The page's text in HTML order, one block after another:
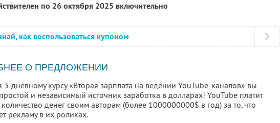
по 26 октября 2025 включительно
как воспользоваться купоном
О ПРЕДЛОЖЕНИИ
3-дневному курсу «Вторая зарплата на ведении YouTube-каналов» вы
и независимый источник заработка в долларах! YouTube платит
денег своим авторам (более 1000000000$ в год) за то, что
рекламу в их роликах.